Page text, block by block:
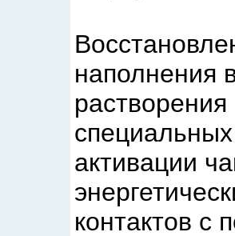
наполнения
специальных
активации
контактов с